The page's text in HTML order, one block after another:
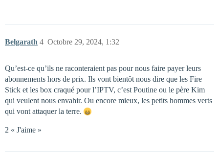
Belgarath Octobre 29, 2024, 1:32
4
Qu’est-ce qu’ils ne raconteraient pas pour nous faire payer leurs
abonnements hors de prix. Ils vont bientôt nous dire que les Fire
Stick et les box craqué pour l’IPTV, c’est Poutine ou le père Kim
qui veulent nous envahir. Ou encore mieux, les petits hommes verts
qui vont attaquer la terre.
2 « J'aime »